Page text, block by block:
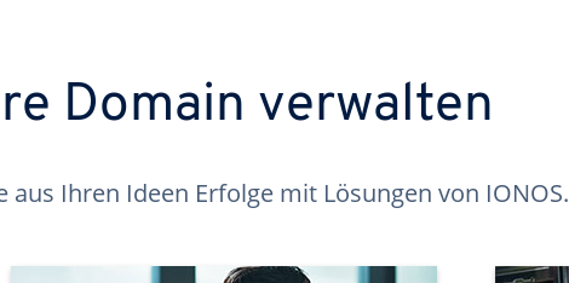
Domain verwalten
aus Ihren Ideen Erfolge mit Lösungen von IONOS.